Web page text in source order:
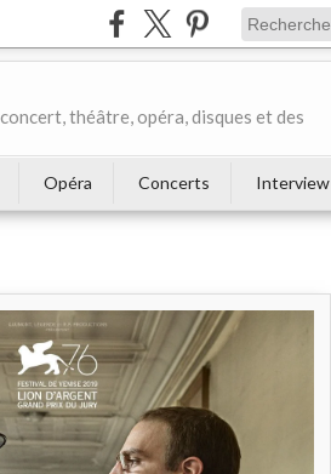
théâtre, opéra, disques et des
Opéra Concerts Interview